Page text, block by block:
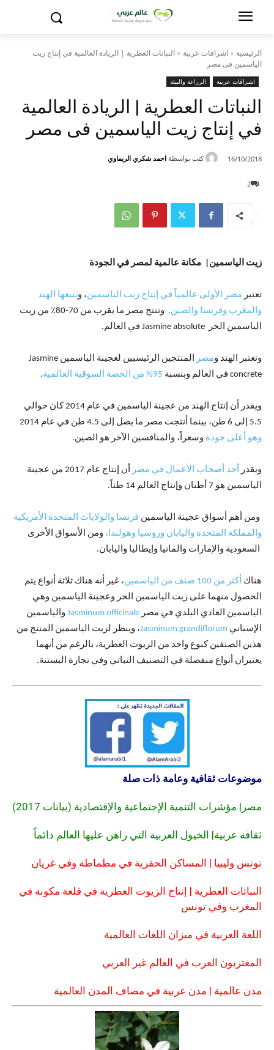
الرئيسية اشراقات عربية
النباتات العطرية | الريادة العالمية في إنتاج زيت
الياسمين فى مصر
اشراقات عربية الزراعة والبيئة
النباتات العطرية | الريادة العالمية
في إنتاج زيت الياسمين فى مصر
2
16/10/2018 كتب بواسطة احمد شكري الريماوي
زيت الياسمين| مكانة عالمية لمصر في الجودة
تعتبر مصر الأولى عالمياً في إنتاج زيت الياسمين، ويتبعها الهند
والمغرب وفرنسا والصين
. وتنتج مصر ما يقرب من 70-80٪ من زيت
الياسمين الحر Jasmine absolute في العالم.
وتعتبر الهند ومصر
المنتجين الرئيسيين لعجينة الياسمين Jasmine
concrete في العالم وبنسبة
95% من الحصة السوقية العالمية .
ويقدر أن إنتاج الهند من عجينة الياسمين في عام 2014 كان حوالي
5.5 إلى 6 طن، بينما أنتجت مصر ما يصل إلى 4.5 طن في عام 2014
وهو أعلى جودة وسعراً، والمنافسين الآخر هو الصين.
ويقدر أحد أصحاب الأعمال في مصر
أن إنتاج عام 2017 من عجينة
الياسمين هو 7 أطنان وإنتاج العالم 14 طناً.
ومن أهم أسواق عجينة الياسمين فرنسا والولايات المتحدة الأمريكية
والمملكة المتحدة واليابان وروسيا وهولندا، ومن الأسواق الأخرى
السعودية والإمارات والمانيا وإيطاليا واليابان.
هناك أكثر من 100 صنف من الياسمين
، غير أنه هناك ثلاثة أنواع يتم
الحصول منهما على زيت الياسمين الحر وعجينة الياسمين وهي
الياسمين العادي البلدي في مصر Jasminum officinale والياسمين
الإسباني Jasminum grandiflorum، وينظر لزيت الياسمين المنتج من
هذين الصنفين كنوع واحد من الزيوت العطرية، بالرغم من أنهما
يعتبران أنواع منفصلة في التصنيف النباتي وفي تجارة البستنة.
موضوعات ثقافية وعامة ذات صلة
مصر| مؤشرات التنمية الإجتماعية والإقتصادية (بيانات 2017)
ثقافة عربية| الخيول العربية التي راهن عليها العالم دائماً
تونس وليبيا | المساكن الحفرية في مطماطة وفي غريان
النباتات العطرية | إنتاج الزيوت العطرية في قلعة مكونة في
المغرب وفي تونس
اللغة العربية في ميزان اللغات العالمية
المغتربون العرب في العالم غير العربي
مدن عالمية | مدن عربية في مصاف المدن العالمية